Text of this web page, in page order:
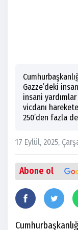
Gazze’deki
insani
vicdanı
250’den fazla
17 Eylül, 2025,
Abone ol